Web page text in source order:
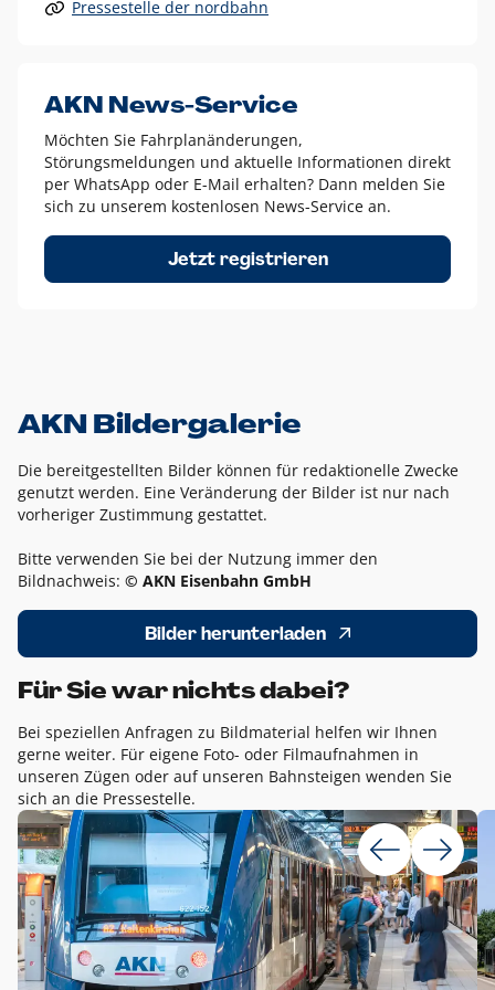
Alle anderen Logo-Varianten dürfen nur in Ausnahmefällen
Diese Ausnahmen sind zum Beispiel:
dem AKN Blau,
weißes Logo auf Fotohintergründen,
schwarzes Logo für reine Schwarz-Weiß-Umsetzungen
Um das Logo herum muss ein Schutzraum von jeweils einer
Höhe bzw. Breite des N aus AKN in alle Richtungen
Pressestelle der nordbahn
AKN News-Service
Möchten Sie Fahrplanänderungen,
Störungsmeldungen und aktuelle Informationen direkt
per WhatsApp oder E-Mail erhalten? Dann melden Sie
sich zu unserem kostenlosen News-Service an.
Jetzt registrieren
AKN Bildergalerie
Die bereitgestellten Bilder können für redaktionelle Zwecke
genutzt werden. Eine Veränderung der Bilder ist nur nach
vorheriger Zustimmung gestattet.
Bitte verwenden Sie bei der Nutzung immer den
Bildnachweis: © AKN Eisenbahn GmbH
Bilder herunterladen
Für Sie war nichts dabei?
Bei speziellen Anfragen zu Bildmaterial helfen wir Ihnen
gerne weiter. Für eigene Foto- oder Filmaufnahmen in
unseren Zügen oder auf unseren Bahnsteigen wenden Sie
sich an die Pressestelle.